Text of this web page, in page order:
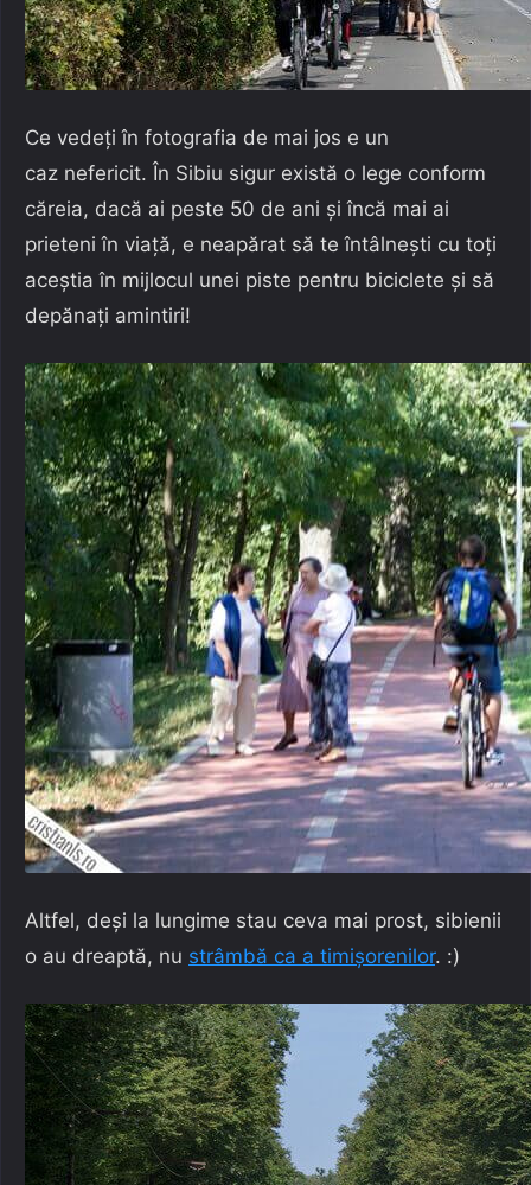
Ce vedeți în fotografia de mai jos e un
caz nefericit. În Sibiu sigur există o lege conform
căreia, dacă ai peste 50 de ani și încă mai ai
prieteni în viață, e neapărat să te întâlnești cu toți
aceștia în mijlocul unei piste pentru biciclete și să
depănați amintiri!
Altfel, deși la lungime stau ceva mai prost, sibienii
o au dreaptă, nu strâmbă ca a timișorenilor. :)